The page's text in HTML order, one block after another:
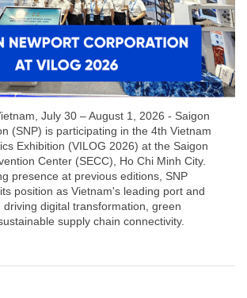
July 30 – August 1, 2026 - Saigon
(SNP) is participating in the 4th Vietnam
Exhibition (VILOG 2026) at the Saigon
Center (SECC), Ho Chi Minh City.
presence at previous editions, SNP
position as Vietnam's leading port and
driving digital transformation, green
supply chain connectivity.